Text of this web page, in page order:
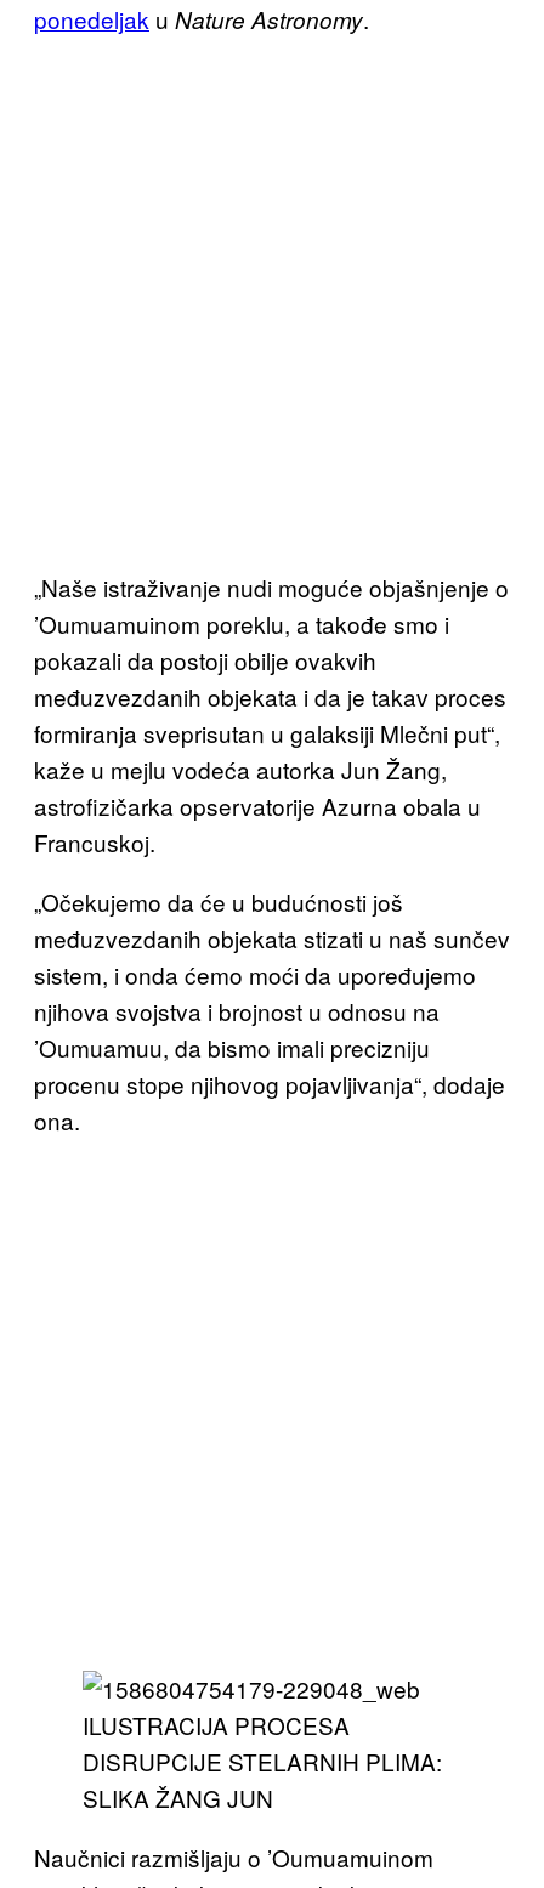
ponedeljak u Nature Astronomy.
„Naše istraživanje nudi moguće objašnjenje o
’Oumuamuinom poreklu, a takođe smo i
pokazali da postoji obilje ovakvih
međuzvezdanih objekata i da je takav proces
formiranja sveprisutan u galaksiji Mlečni put“,
kaže u mejlu vodeća autorka Jun Žang,
astrofizičarka opservatorije Azurna obala u
Francuskoj.
„Očekujemo da će u budućnosti još
međuzvezdanih objekata stizati u naš sunčev
sistem, i onda ćemo moći da upoređujemo
njihova svojstva i brojnost u odnosu na
’Oumuamuu, da bismo imali precizniju
procenu stope njihovog pojavljivanja“, dodaje
ona.
ILUSTRACIJA PROCESA
DISRUPCIJE STELARNIH PLIMA:
SLIKA ŽANG JUN
Naučnici razmišljaju o ’Oumuamuinom